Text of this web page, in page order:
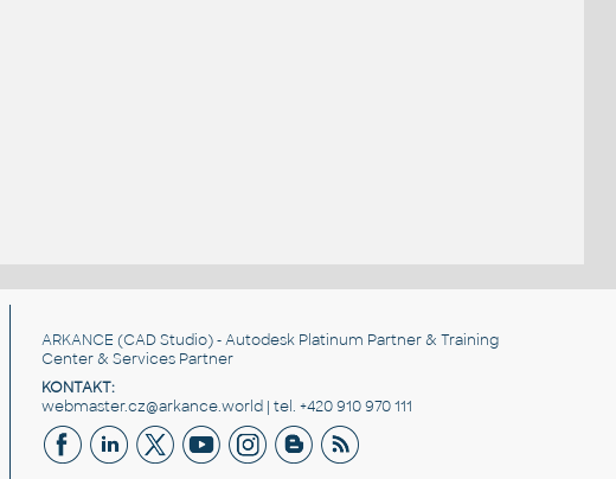
ARKANCE (CAD Studio) - Autodesk Platinum Partner & Training
Center & Services Partner
KONTAKT:
webmaster.cz@arkance.world | tel. +420 910 970 111